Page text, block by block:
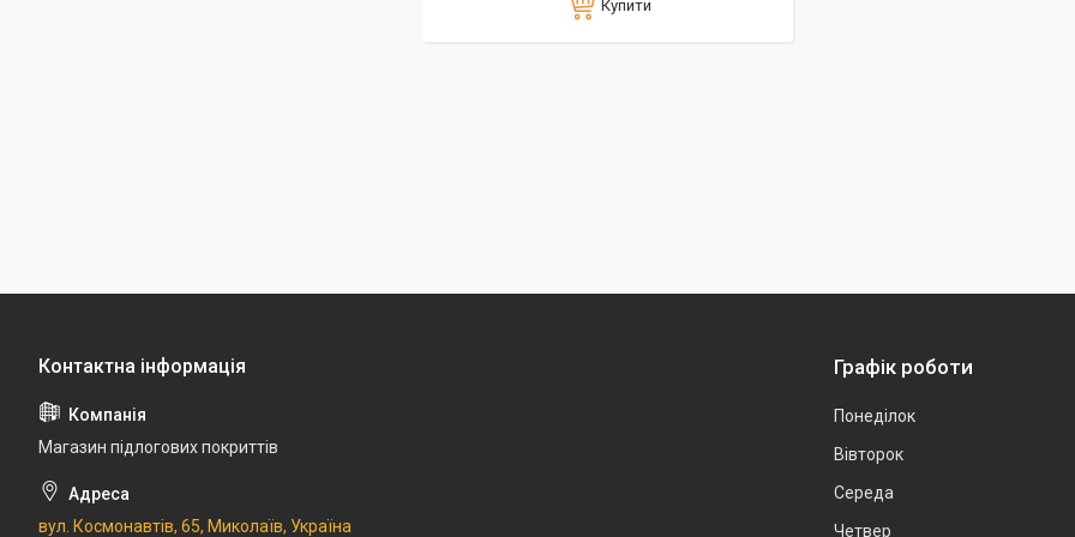
Купити
Магазин підлогових покриттів
вул. Космонавтів, 65, Миколаїв, Україна
Графік роботи
Понеділок
Вівторок
Середа
Четвер